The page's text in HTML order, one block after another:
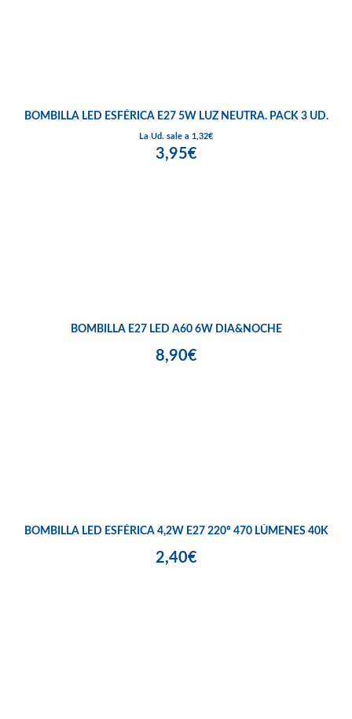
BOMBILLA LED ESFÉRICA E27 5W LUZ NEUTRA. PACK 3 UD.
La Ud. sale a 1,32€
3,95€
BOMBILLA E27 LED A60 6W DIA&NOCHE
8,90€
BOMBILLA LED ESFÉRICA 4,2W E27 220º 470 LÚMENES 40K
2,40€